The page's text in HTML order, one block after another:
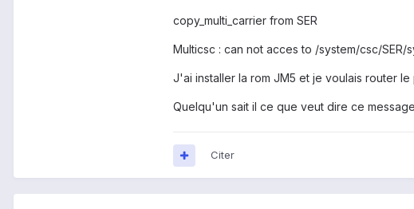
copy_multi_carrier from SER
Multicsc : can not acces to /system/csc/SER/
J'ai installer la rom JM5 et je voulais router
Quelqu'un sait il ce que veut dire ce
Citer